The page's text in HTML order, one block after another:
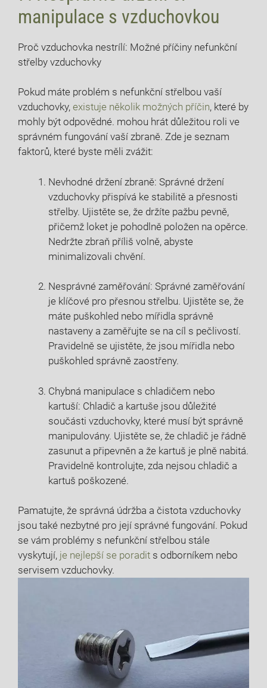
manipulace s vzduchovkou
Proč vzduchovka nestrílí: Možné příčiny nefunkční
střelby vzduchovky
Pokud máte problém s nefunkční střelbou vaší
vzduchovky, existuje několik možných příčin, které by
mohly být odpovědné. mohou hrát důležitou roli ve
správném fungování vaší zbraně. Zde je seznam
faktorů, které byste měli zvážit:
Nevhodné držení zbraně: Správné držení
vzduchovky přispívá ke stabilitě a přesnosti
střelby. Ujistěte se, že držíte pažbu pevně,
přičemž loket je pohodlně položen na opěrce.
Nedržte zbraň příliš volně, abyste
minimalizovali chvění.
Nesprávné zaměřování: Správné zaměřování
je klíčové pro přesnou střelbu. Ujistěte se, že
máte puškohled nebo mířidla správně
nastaveny a zaměřujte se na cíl s pečlivostí.
Pravidelně se ujistěte, že jsou mířidla nebo
puškohled správně zaostřeny.
Chybná manipulace s chladičem nebo
kartuší: Chladič a kartuše jsou důležité
součásti vzduchovky, které musí být správně
manipulovány. Ujistěte se, že chladič je řádně
zasunut a připevněn a že kartuš je plně nabitá.
Pravidelně kontrolujte, zda nejsou chladič a
kartuš poškozené.
Pamatujte, že správná údržba a čistota vzduchovky
jsou také nezbytné pro její správné fungování. Pokud
se vám problémy s nefunkční střelbou stále
vyskytují, je nejlepší se poradit s odborníkem nebo
servisem vzduchovky.